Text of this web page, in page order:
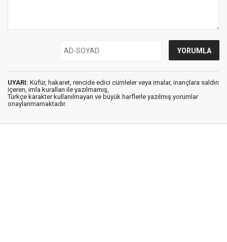
UYARI: Küfür, hakaret, rencide edici cümleler veya imalar, inançlara saldırı
içeren, imla kuralları ile yazılmamış,
Türkçe karakter kullanılmayan ve büyük harflerle yazılmış yorumlar
onaylanmamaktadır.